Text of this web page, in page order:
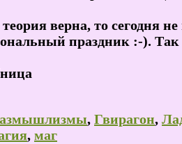
верна, то сегодня
праздник :-).
, Гвирагон,
, маг